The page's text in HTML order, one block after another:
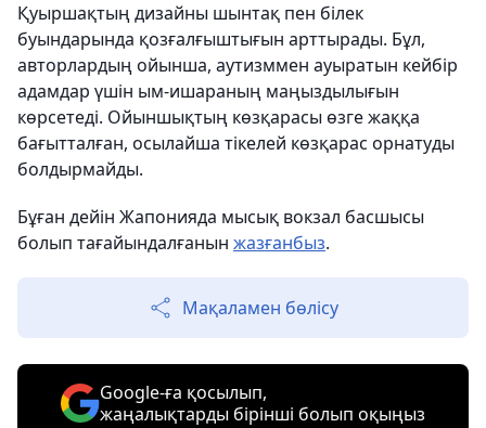
Қуыршақтың дизайны шынтақ пен білек
буындарында қозғалғыштығын арттырады. Бұл,
авторлардың ойынша, аутизммен ауыратын кейбір
адамдар үшін ым-ишараның маңыздылығын
көрсетеді. Ойыншықтың көзқарасы өзге жаққа
бағытталған, осылайша тікелей көзқарас орнатуды
болдырмайды.
Бұған дейін Жапонияда мысық вокзал басшысы
болып тағайындалғанын жазғанбыз.
Мақаламен бөлісу
Google-ға қосылып,
жаңалықтарды бірінші болып оқыңыз